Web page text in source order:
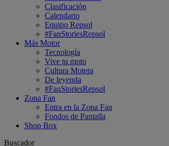
Clasificación
Calendario
Equipo Repsol
#FanStoriesRepsol
Más Motor
Tecnología
Vive tu moto
Cultura Motera
De leyenda
#FanStoriesRepsol
Zona Fan
Entra en la Zona Fan
Fondos de Pantalla
Shop Box
Buscador